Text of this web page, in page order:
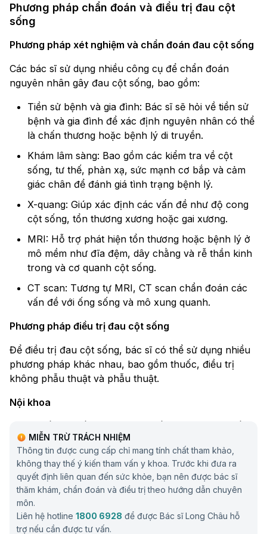
Phương pháp chẩn đoán và điều trị đau cột
sống
Phương pháp xét nghiệm và chẩn đoán đau cột sống
Các bác sĩ sử dụng nhiều công cụ để chẩn đoán
nguyên nhân gây đau cột sống, bao gồm:
Tiền sử bệnh và gia đình: Bác sĩ sẽ hỏi về tiền sử
bệnh và gia đình để xác định nguyên nhân có thể
là chấn thương hoặc bệnh lý di truyền.
Khám lâm sàng: Bao gồm các kiểm tra về cột
sống, tư thế, phản xạ, sức mạnh cơ bắp và cảm
giác chân để đánh giá tình trạng bệnh lý.
X-quang: Giúp xác định các vấn đề như độ cong
cột sống, tổn thương xương hoặc gai xương.
MRI: Hỗ trợ phát hiện tổn thương hoặc bệnh lý ở
mô mềm như đĩa đệm, dây chằng và rễ thần kinh
trong và cơ quanh cột sống.
CT scan: Tương tự MRI, CT scan chẩn đoán các
vấn đề với ống sống và mô xung quanh.
Phương pháp điều trị đau cột sống
Để điều trị đau cột sống, bác sĩ có thể sử dụng nhiều
phương pháp khác nhau, bao gồm thuốc, điều trị
không phẫu thuật và phẫu thuật.
Nội khoa
chống viêm thường được sử dụng để điều trị đau
cột sống cấp và mãn tính. Trong đó, Opioid và
thuốc chống viêm không Steroid (NSAIDs) là hai
nhóm chính dùng để điều trị đau lưng dưới mãn
Chườm: Sử dụng túi chườm lạnh để giúp giảm đau
MIỄN TRỪ TRÁCH NHIỆM
Thông tin được cung cấp chỉ mang tính chất tham khảo,
không thay thế ý kiến tham vấn y khoa. Trước khi đưa ra
quyết định liên quan đến sức khỏe, bạn nên được bác sĩ
thăm khám, chẩn đoán và điều trị theo hướng dẫn chuyên
môn.
Liên hệ hotline 1800 6928 để được Bác sĩ Long Châu hỗ
trợ nếu cần được tư vấn.